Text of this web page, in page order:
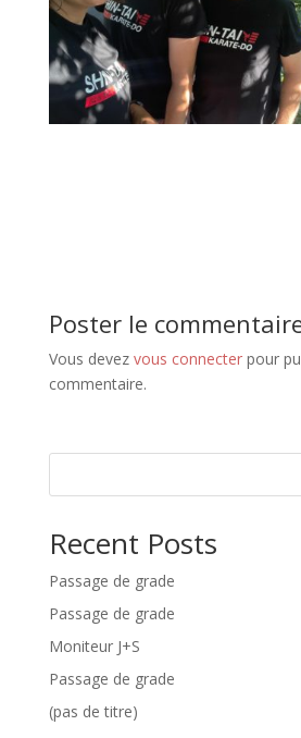
Poster le
Vous devez vous connecterpour
commentaire.
Recent Posts
Passage de grade
Passage de grade
Moniteur J+S
Passage de grade
(pas de titre)